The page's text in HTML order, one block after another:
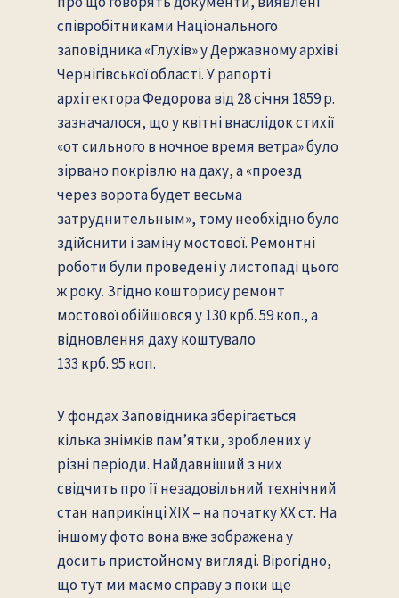
співробітниками Національного
заповідника «Глухів» у Державному архіві
Чернігівської області. У рапорті
архітектора Федорова від 28 січня 1859 р.
зазначалося, що у квітні внаслідок стихії
«от сильного в ночное время ветра» було
зірвано покрівлю на даху, а «проезд
через ворота будет весьма
затруднительным», тому необхідно було
здійснити і заміну мостової. Ремонтні
роботи були проведені у листопаді цього
ж року. Згідно кошторису ремонт
мостової обійшовся у 130 крб. 59 коп., а
відновлення даху коштувало
133 крб. 95 коп.
У фондах Заповідника зберігається
кілька знімків пам’ятки, зроблених у
різні періоди. Найдавніший з них
свідчить про її незадовільний технічний
стан наприкінці ХІХ – на початку ХХ ст. На
іншому фото вона вже зображена у
досить пристойному вигляді. Вірогідно,
що тут ми маємо справу з поки ще